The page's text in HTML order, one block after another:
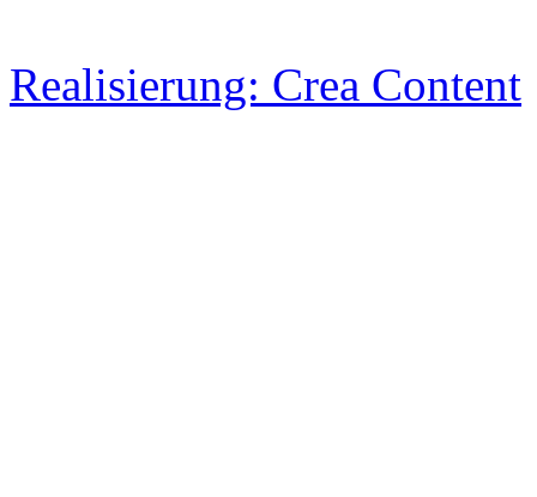
Realisierung: Crea Content